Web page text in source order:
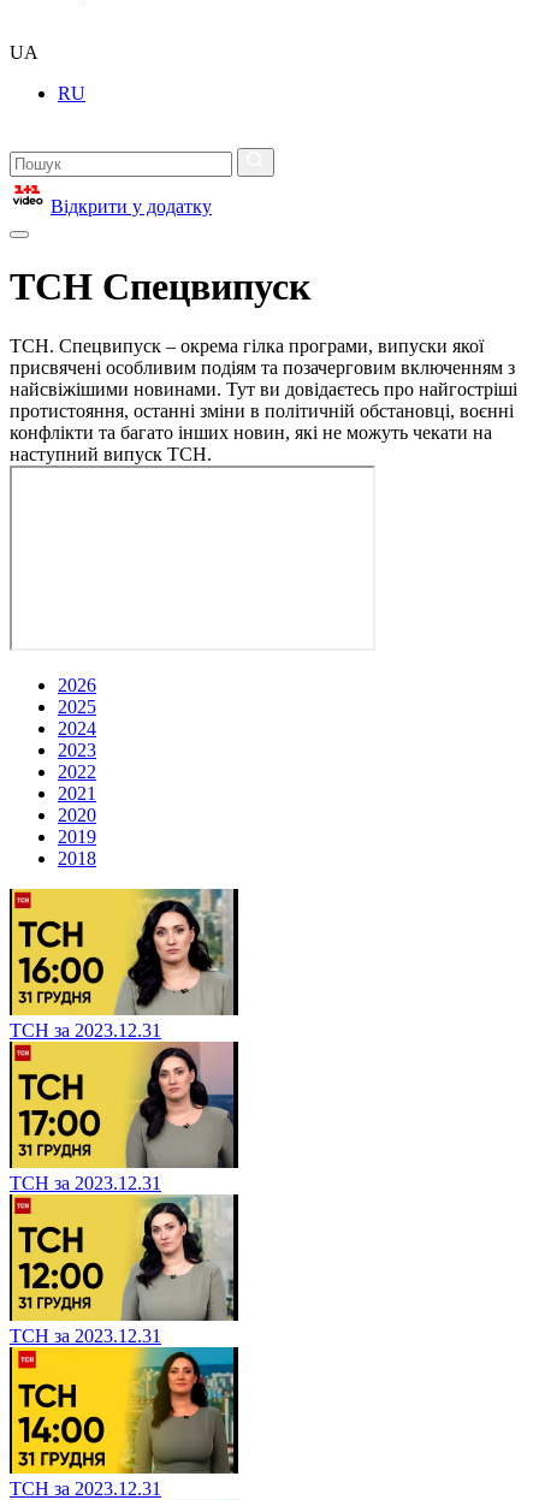
UA
RU
Відкрити у додатку
ТСН Спецвипуск
ТСН. Спецвипуск – окрема гілка програми, випуски якої
присвячені особливим подіям та позачерговим включенням з
найсвіжішими новинами. Тут ви довідаєтесь про найгостріші
протистояння, останні зміни в політичній обстановці, воєнні
конфлікти та багато інших новин, які не можуть чекати на
наступний випуск ТСН.
2026
2025
2024
2023
2022
2021
2020
2019
2018
ТСН за 2023.12.31
ТСН за 2023.12.31
ТСН за 2023.12.31
ТСН за 2023.12.31